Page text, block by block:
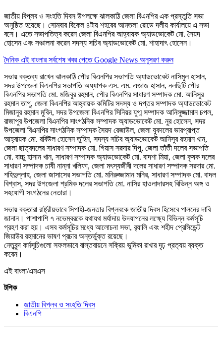
জাতীয় বিপ্লব ও সংহতি দিবস উপলক্ষে ঝালকাঠি জেলা বিএনপির এক প্রস্তুতি সভা
অনুষ্ঠিত হয়েছে। সোমবার বিকেল ৪টায় শহরের আমতলা রোডে দলীয় কার্যালয়ে এ সভা
বসে। এতে সভাপতিত্ব করেন জেলা বিএনপির আহ্বায়ক অ্যাডভোকেট মো. সৈয়দ
হোসেন এবং সঞ্চালনা করেন সদস্য সচিব অ্যাডভোকেট মো. শাহাদাৎ হোসেন।
দৈনিক এই বাংলার সর্বশেষ খবর পেতে Google News অনুসরণ করুন
সভায় বক্তব্য রাখেন ঝালকাঠি পৌর বিএনপির সভাপতি অ্যাডভোকেট নাসিমুল হাসান,
সদর উপজেলা বিএনপির সভাপতি অধ্যাপক এস. এম. এজাজ হাসান, নলছিটি পৌর
বিএনপির সভাপতি মো. মজিবুর রহমান, পৌর বিএনপির সাধারণ সম্পাদক মো. আনিসুর
রহমান তাপু, জেলা বিএনপির আহ্বায়ক কমিটির সদস্য ও দপ্তর সম্পাদক অ্যাডভোকেট
মিজানুর রহমান মুবিন, সদর উপজেলা বিএনপির সিনিয়র যুগ্ম সম্পাদক আনিসুজ্জামান চপল,
রাজাপুর উপজেলা বিএনপির সাংগঠনিক সম্পাদক অ্যাডভোকেট মো. নুর হোসেন, সদর
উপজেলা বিএনপির সাংগঠনিক সম্পাদক সৈয়দ রেজাউল, জেলা যুবদলের ভারপ্রাপ্ত
আহ্বায়ক মো. রবিউল হোসেন তুহিন, সদস্য সচিব অ্যাডভোকেট আনিসুর রহমান খান,
জেলা ছাত্রদলের সাধারণ সম্পাদক মো. গিয়াস সরদার দিপু, জেলা তাঁতী দলের সভাপতি
মো. বাচ্চু হাসান খান, সাধারণ সম্পাদক অ্যাডভোকেট মো. বাদশা মিয়া, জেলা কৃষক দলের
সাধারণ সম্পাদক চাষী নান্না খলিফা, জেলা মৎস্যজীবী দলের সাধারণ সম্পাদক সরদার মো.
শহিদুল্লাহ, জেলা জাসাসের সভাপতি মো. মনিরুজ্জামান মনির, সাধারণ সম্পাদক মো. বাদল
বিশ্বাস, সদর উপজেলা শ্রমিক দলের সভাপতি মো. নাসির হাওলাদারসহ বিভিন্ন অঙ্গ ও
সহযোগী সংগঠনের নেতারা।
সভায় বক্তারা রাষ্ট্রীয়ভাবে সিপাহী-জনতার বিপ্লবকে জাতীয় দিবস হিসেবে পালনের দাবি
জানান। পাশাপাশি ৭ নভেম্বরকে যথাযথ মর্যাদায় উদযাপনের লক্ষ্যে বিভিন্ন কর্মসূচি
গ্রহণ করা হয়। এসব কর্মসূচির মধ্যে আলোচনা সভা, র‌্যালি এবং শহীদ প্রেসিডেন্ট
জিয়াউর রহমানের ভাষণ প্রচার অন্তর্ভুক্ত রয়েছে।
নেতৃবৃন্দ কর্মসূচিগুলো সফলভাবে বাস্তবায়নে সক্রিয় ভূমিকা রাখার দৃঢ় প্রত্যয় ব্যক্ত
করেন।
এই বাংলা/এমএস
টপিক
জাতীয় বিপ্লব ও সংহতি দিবস
বিএনপি